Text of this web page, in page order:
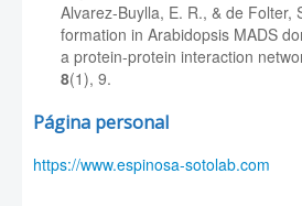
Alvarez-Buylla, E. R., & de Folter,
formation in Arabidopsis MADS
a protein-protein interaction
8(1), 9.
Página personal
https://www.espinosa-sotolab.com